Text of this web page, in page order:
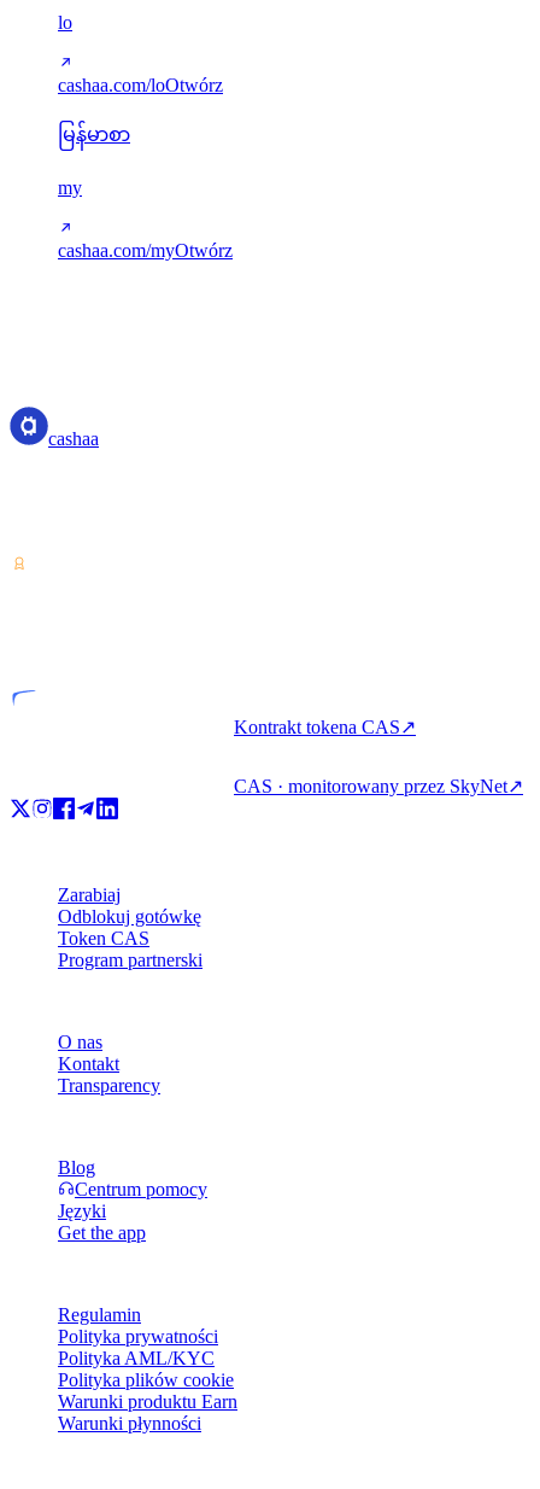
lo
cashaa.com/loOtwórz
မြန်မာစာ
my
cashaa.com/myOtwórz
cashaa
Kontrakt tokena CAS↗
CAS · monitorowany przez SkyNet↗
Zarabiaj
Odblokuj gotówkę
Token CAS
Program partnerski
O nas
Kontakt
Transparency
Blog
Centrum pomocy
Języki
Get the app
Regulamin
Polityka prywatności
Polityka AML/KYC
Polityka plików cookie
Warunki produktu Earn
Warunki płynności